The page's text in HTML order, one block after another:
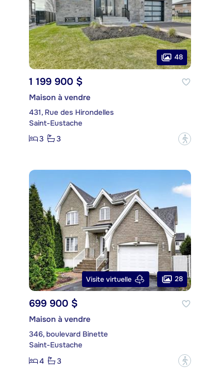
48
1 199 900 $
Maison à vendre
431, Rue des Hirondelles
Saint-Eustache
3
3 ?
Visite virtuelle 28
699 900 $
Maison à vendre
346, boulevard Binette
Saint-Eustache
4
3 ?